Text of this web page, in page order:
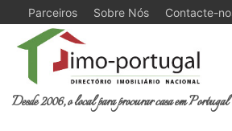
Parceiros Sobre Nós Contacte-
Desde 2006, o local para procurar casa em Portugal